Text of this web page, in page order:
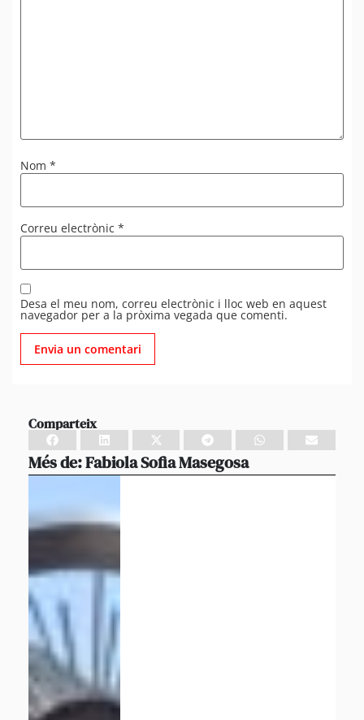
Nom *
Correu electrònic *
Desa el meu nom, correu electrònic i lloc web en aquest
navegador per a la pròxima vegada que comenti.
Comparteix
Més de:Fabiola Sofia Masegosa